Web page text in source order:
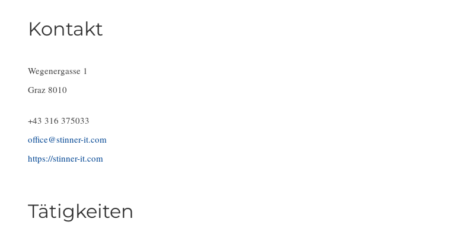
Kontakt
Wegenergasse 1
Graz 8010
+43 316 375033
office@stinner-it.com
https://stinner-it.com
Tätigkeiten